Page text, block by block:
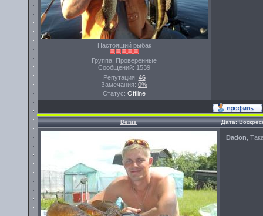
Настоящий рыбак
Группа: Проверенные
Сообщений: 1539
Репутация: 46
Замечания: 0%
Статус: Offline
Denis Дата:
Dadon ,